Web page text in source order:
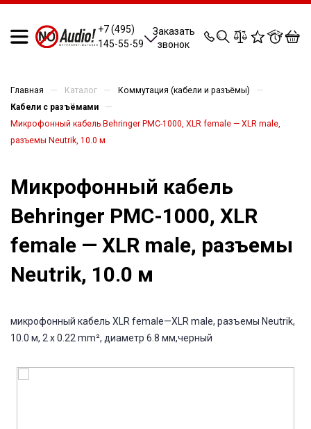
+7 (495)
145-55-59
Заказать
звонок
0 0 0 0
Главная — Каталог — Коммутация (кабели и разъёмы) —
Кабели с разъёмами —
Микрофонный кабель Behringer PMC-1000, XLR female — XLR male,
разъемы Neutrik, 10.0 м
Микрофонный кабель
Behringer PMC-1000, XLR
female — XLR male, разъемы
Neutrik, 10.0 м
микрофонный кабель XLR female—XLR male, разъемы Neutrik,
10.0 м, 2 x 0.22 mm², диаметр 6.8 мм,черный